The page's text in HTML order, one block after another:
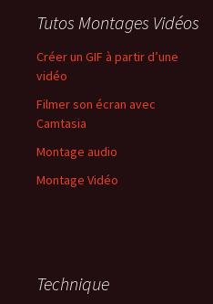
Tutos Montages Vidéos
Créer un GIF à partir d’une
vidéo
Filmer son écran avec
Camtasia
Montage audio
Montage Vidéo
Technique